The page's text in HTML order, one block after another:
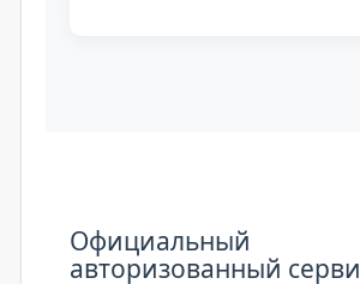
Официальный
авторизованный